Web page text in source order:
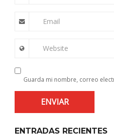
Email
Website
ENTRADAS RECIENTES